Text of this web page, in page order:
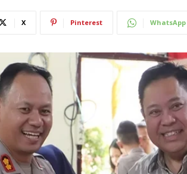
X Pinterest WhatsApp